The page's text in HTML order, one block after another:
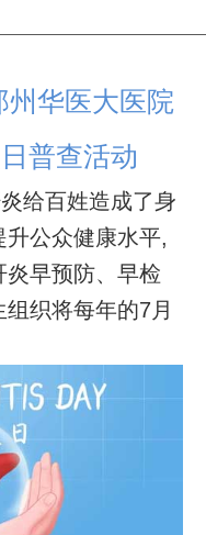
州华医大医院
普查活动
给百姓造成了身
公众健康水平,
早预防、早检
织将每年的7月